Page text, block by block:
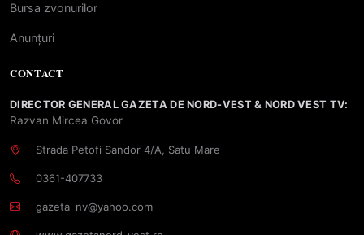
Bursa zvonurilor
Anunțuri
CONTACT
DIRECTOR GENERAL GAZETA DE NORD-VEST & NORD VEST TV:
Razvan Mircea Govor
Strada Petofi Sandor 4/A, Satu Mare
0361-407733
gazeta_nv@yahoo.com